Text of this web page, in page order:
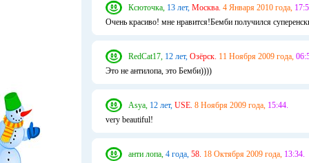
Ксюточка, 13 лет, Москва. 4 Января 2010 года,
Очень красиво! мне нравится!Бемби получился
RedCat17, 12 лет, Озёрск. 11 Ноября 2009 года,
Это не антилопа, это Бемби))))
Asya, 12 лет, USE. 8 Ноября 2009 года, 15:44.
very beautiful!
анти лопа, 4 года, 58. 18 Октября 2009 года, 13:34.